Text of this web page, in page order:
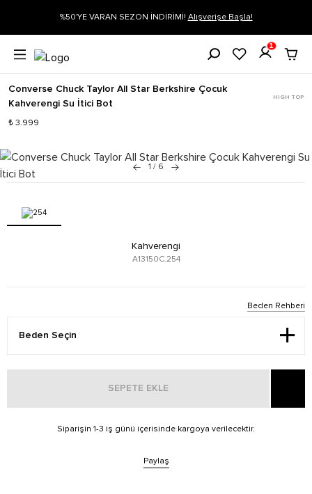
%50'YE VARAN SEZON İNDİRİMİ! Alışverişe Başla!
1
Converse Chuck Taylor All Star Berkshire Çocuk
Kahverengi Su İtici Bot
HIGH TOP
₺ 3.999
1 / 6
Kahverengi
A13150C.254
Beden Rehberi
SEPETE EKLE
Siparişin 1-3 iş günü içerisinde kargoya verilecektir.
Paylaş